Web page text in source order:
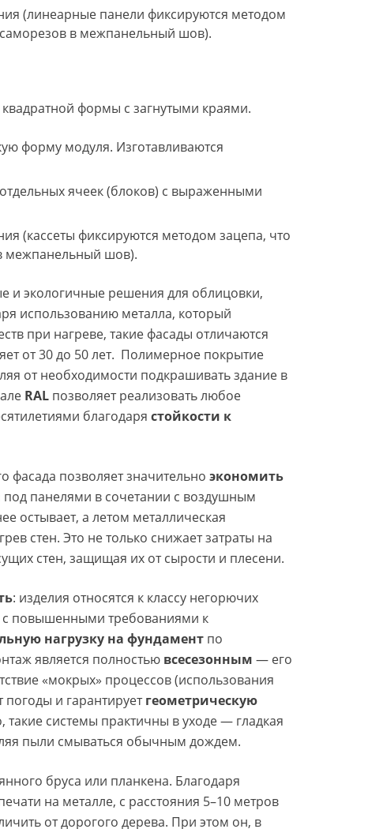
(линеарные панели фиксируются методом
саморезов в межпанельный шов).
формы с загнутыми краями.
форму модуля. Изготавливаются
ячеек (блоков) с выраженными
(кассеты фиксируются методом зацепа, что
межпанельный шов).
и экологичные решения для облицовки,
использованию металла, который
при нагреве, такие фасады отличаются
от 30 до 50 лет. Полимерное покрытие
от необходимости подкрашивать здание в
RAL позволяет реализовать любое
благодаря стойкости к
фасада позволяет значительно экономить
под панелями в сочетании с воздушным
остывает, а летом металлическая
стен. Это не только снижает затраты на
стен, защищая их от сырости и плесени.
: изделия относятся к классу негорючих
с повышенными требованиями к
нагрузку на фундамент по
является полностью всесезонным — его
«мокрых» процессов (использования
погоды и гарантируетгеометрическую
такие системы практичны в уходе — гладкая
пыли смываться обычным дождем.
бруса или планкена. Благодаря
на металле, с расстояния 5–10 метров
от дорогого дерева. При этом он, в